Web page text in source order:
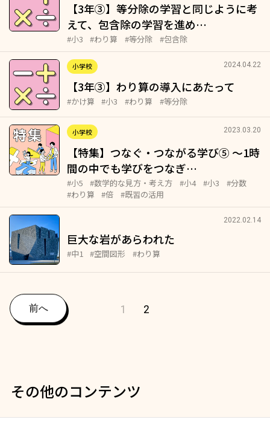
【3年③】等分除の学習と同じように考
えて、包含除の学習を進め…
#小3 #わり算 #等分除 #包含除
小学校 2024.04.22
【3年③】わり算の導入にあたって
#かけ算 #小3 #わり算 #等分除
小学校 2023.03.20
【特集】つなぐ・つながる学び⑤ ～1時
間の中でも学びをつなぎ…
#小5 #数学的な見方・考え方 #小4 #小3
#分数
#わり算
#倍 #既習の活用
2022.02.14
巨大な岩があらわれた
#中1 #空間図形 #わり算
前へ 1 2
その他のコンテンツ